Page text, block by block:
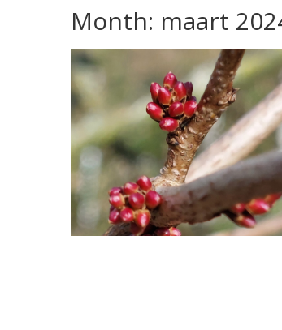
Month: maart